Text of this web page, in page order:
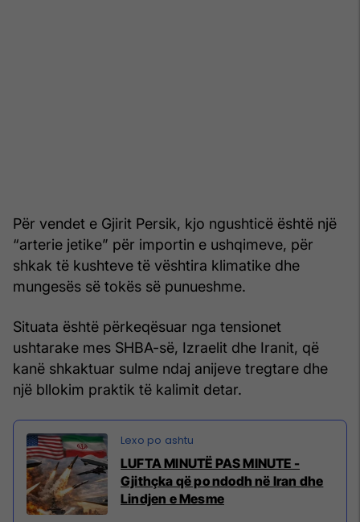
Për vendet e Gjirit Persik, kjo ngushticë është një
“arterie jetike” për importin e ushqimeve, për
shkak të kushteve të vështira klimatike dhe
mungesës së tokës së punueshme.
Situata është përkeqësuar nga tensionet
ushtarake mes SHBA-së, Izraelit dhe Iranit, që
kanë shkaktuar sulme ndaj anijeve tregtare dhe
një bllokim praktik të kalimit detar.
LUFTA MINUTË PAS MINUTE -
Gjithçka që po ndodh në Iran dhe
Lindjen e Mesme